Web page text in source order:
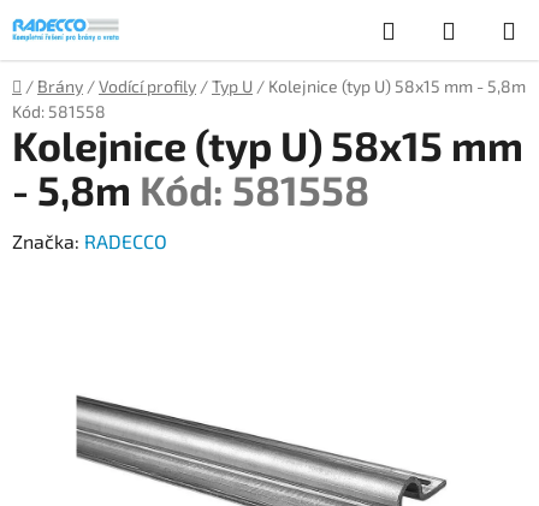
na
obsah
Hledat
KOŠÍK
Domů
/ Brány /Vodící profily /Typ U / Kolejnice (typ U) 58x15 mm - 5,8m
Kód: 581558
Kolejnice (typ U) 58x15 mm
- 5,8m Kód: 581558
Značka: RADECCO